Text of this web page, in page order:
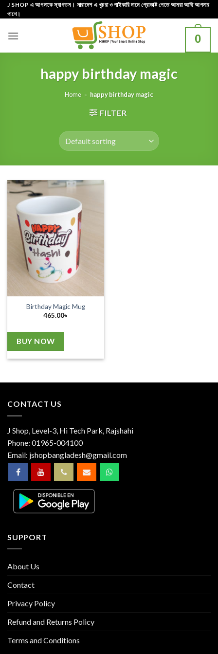
Skip
to
J SHOP এ আপনাকে স্বাগতম। সারাদেশ এ খুচরা ও পাইকারি দামে প্রোডাক্ট পেতে আমরা আছি আপনার
পাশে।
0
happy birthday magic
Home » happy birthday magic
FILTER
Birthday Magic Mug
465.00৳
BUY NOW
CONTACT US
J Shop, Level-3, Hi Tech Park, Rajshahi
Phone: 01965-004100
Email: jshopbangladesh@gmail.com
SUPPORT
About Us
Contact
Privacy Policy
Refund and Returns Policy
Terms and Conditions